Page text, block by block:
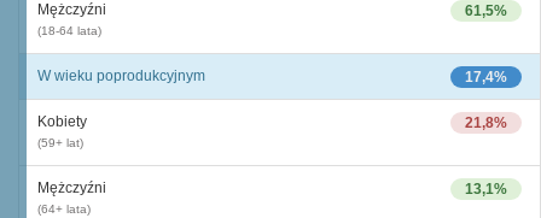
61,5%
Mężczyźni
(18-64 lata)
17,4%
W wieku poprodukcyjnym
21,8%
Kobiety
(59+ lat)
13,1%
Mężczyźni
(64+ lata)